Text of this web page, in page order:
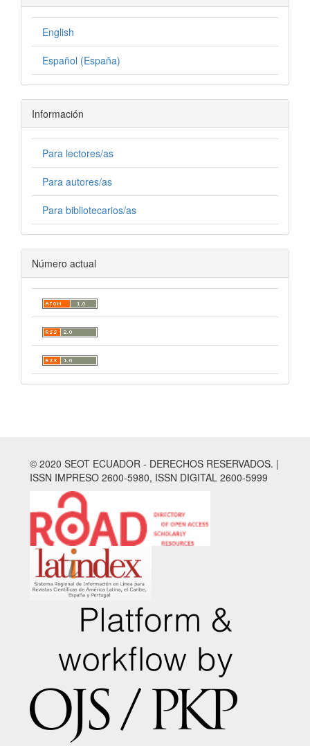
English
Español (España)
Información
Para lectores/as
Para autores/as
Para bibliotecarios/as
Número actual
© 2020 SEOT ECUADOR - DERECHOS RESERVADOS. |
ISSN IMPRESO 2600-5980, ISSN DIGITAL 2600-5999